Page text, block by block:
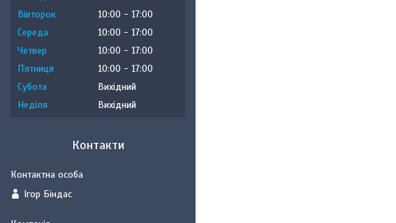
Вівторок
10:00
17:00
Середа
10:00
17:00
Четвер
10:00
17:00
Пʼятниця
10:00
17:00
Субота
Вихідний
Неділя
Вихідний
Контакти
Ігор Біндас